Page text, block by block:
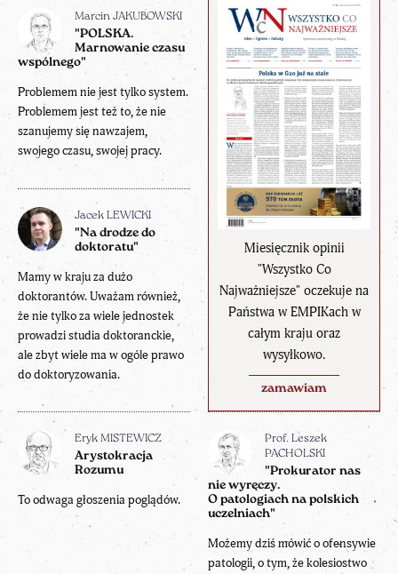
Miesięcznik opinii
"Wszystko Co
Najważniejsze" oczekuje na
Państwa w EMPIKach w
całym kraju oraz
wysyłkowo.
zamawiam
Marcin JAKUBOWSKI
"POLSKA.
Marnowanie czasu
wspólnego"
Problemem nie jest tylko system.
Problemem jest też to, że nie
szanujemy się nawzajem,
swojego czasu, swojej pracy.
Jacek LEWICKI
"Na drodze do
doktoratu"
Mamy w kraju za dużo
doktorantów. Uważam również,
że nie tylko za wiele jednostek
prowadzi studia doktoranckie,
ale zbyt wiele ma w ogóle prawo
do doktoryzowania.
Eryk MISTEWICZ
Arystokracja
Rozumu
To odwaga głoszenia poglądów.
Prof. Leszek
PACHOLSKI
"Prokurator nas
nie wyręczy.
O patologiach na polskich
uczelniach"
Możemy dziś mówić o ofensywie
patologii, o tym, że kolesiostwo